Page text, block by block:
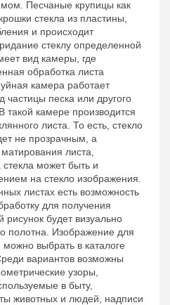
Песчаные крупицы как
стекла из пластины,
и происходит
стеклу определенной
вид камеры, где
обработка листа
камера работает
частицы песка или другого
такой камере производится
листа. То есть, стекло
не прозрачным, а
листа,
стекла может быть и
на стекло изображения.
листах есть возможность
для получения
рисунок будет визуально
полотна. Изображение для
можно выбрать в каталоге
вариантов возможны
узоры,
в быту,
животных и людей, надписи